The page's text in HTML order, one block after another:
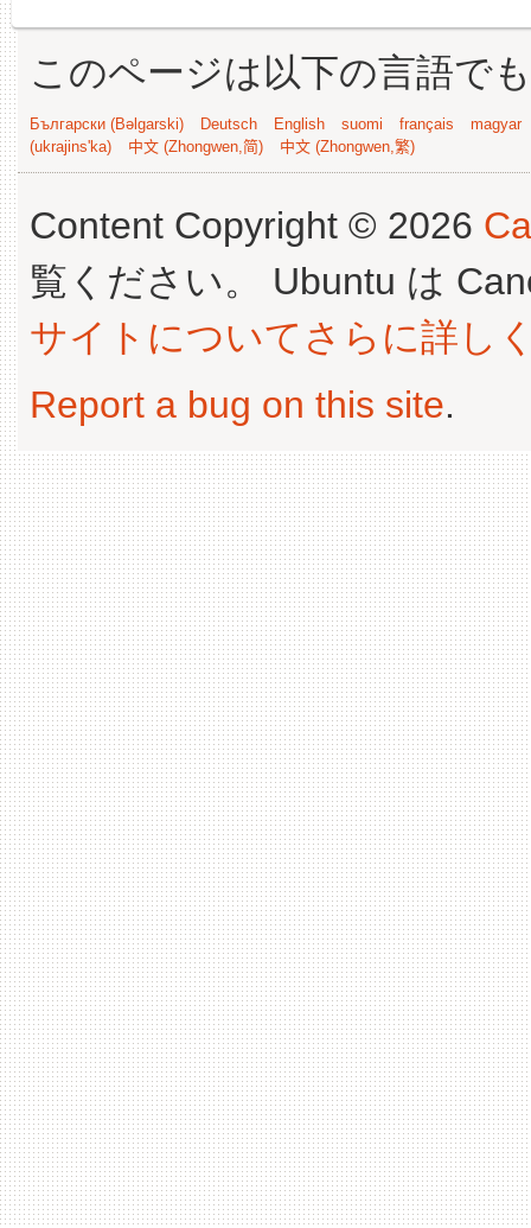
このページは以下の言語で
Български (Bəlgarski) Deutsch English suomi français
magyar
(ukrajins'ka)
中文 (Zhongwen,简) 中文 (Zhongwen,繁)
Content Copyright © 2026
覧ください。 Ubuntu は
サイトについてさらに詳し
Report a bug on this site.